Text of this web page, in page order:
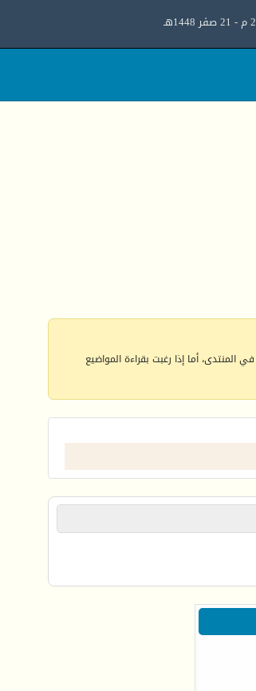
المنتدى، أما إذا رغبت بقراءة المواضيع